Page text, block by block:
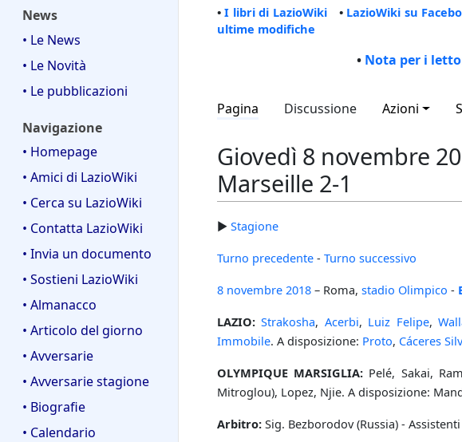
News
• Le News
• Le Novità
• Le pubblicazioni
Navigazione
• Homepage
• Amici di LazioWiki
• Cerca su LazioWiki
• Contatta LazioWiki
• Invia un documento
• Sostieni LazioWiki
• Almanacco
• Articolo del giorno
• Avversarie
• Avversarie stagione
• Biografie
• Calendario
•I libri di LazioWiki• LazioWiki su
ultime modifiche
• Nota per i
Pagina Discussione Azioni
Giovedì 8 novembre
Marseille 2-1
► Stagione
Turno precedente - Turno successivo
8 novembre 2018 – Roma, stadio Olimpico -
LAZIO: Strakosha, Acerbi, Luiz Felipe,
Immobile. A disposizione: Proto, Cáceres
OLYMPIQUE MARSIGLIA: Pelé, Sakai,
Mitroglou), Lopez, Njie. A disposizione:
Arbitro: Sig. Bezborodov (Russia) -